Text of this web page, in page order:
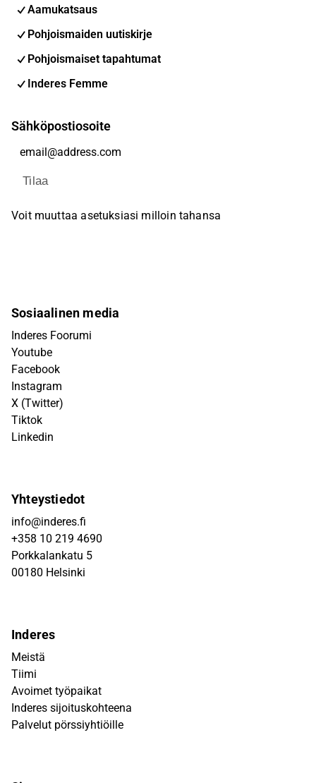
Aamukatsaus
Pohjoismaiden uutiskirje
Pohjoismaiset tapahtumat
Inderes Femme
Sähköpostiosoite
Tilaa
Voit muuttaa asetuksiasi milloin tahansa
Sosiaalinen media
Inderes Foorumi
Youtube
Facebook
Instagram
X (Twitter)
Tiktok
Linkedin
Yhteystiedot
info@inderes.fi
+358 10 219 4690
Porkkalankatu 5
00180 Helsinki
Inderes
Meistä
Tiimi
Avoimet työpaikat
Inderes sijoituskohteena
Palvelut pörssiyhtiöille